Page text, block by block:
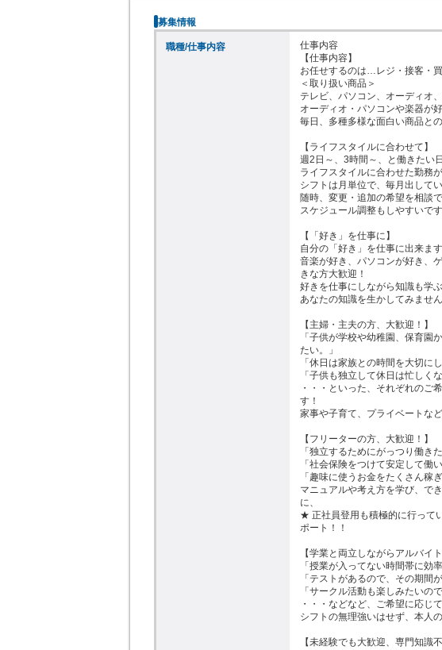
募集情報
職種/仕事内容
仕事内容
【仕事内容】
お任せするのは…レジ・接客・
＜取り扱い商品＞
テレビ、パソコン、オーディオ
オーディオ・パソコンや楽器が
毎日、多種多様な面白い商品と
【ライフスタイルに合わせて】
週2日～、3時間～、と働きたい
ライフスタイルに合わせた勤務
シフトは月単位で、毎月出してい
随時、変更・追加の希望を相談で
スケジュール調整もしやすいです
【「好き」を仕事に】
自分の「好き」を仕事に出来ます
音楽が好き、パソコンが好き、
きな方大歓迎！
好きを仕事にしながら知識も学
あなたの知識を生かしてみませ
【主婦・主夫の方、大歓迎！】
「子供が学校や幼稚園、保育園
たい。」
「休日は家族との時間を大切に
「子供も独立して休日は忙しく
・・・といった、それぞれのご
す！
家事や子育て、プライベートな
【フリーターの方、大歓迎！】
「独立するためにがっつり働きた
「社会保険をつけて安定して働
「趣味に使うお金をたくさん稼ぎ
マニュアルや考え方を学び、で
に、
★ 正社員登用も積極的に行って
ポート！！
【学業と両立しながらアルバイ
「授業が入ってない時間帯に効
「テストがあるので、その期間
「サークル活動も楽しみたいの
・・・などなど、ご希望に応じ
シフトの無理強いはせず、本人
【未経験でも大歓迎、専門知識不